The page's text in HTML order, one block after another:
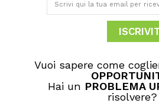
Vuoi sapere come
Hai un PROBLEMA
risolvere?